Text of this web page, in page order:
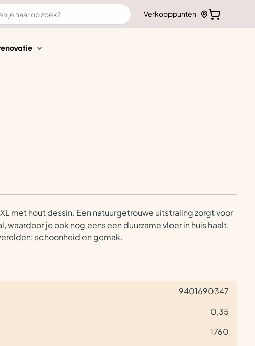
Verkooppunten
met hout dessin. Een natuurgetrouwe uitstraling zorgt voor
je ook nog eens een duurzame vloer in huis haalt.
schoonheid en gemak.
9401690347
0,35
1760